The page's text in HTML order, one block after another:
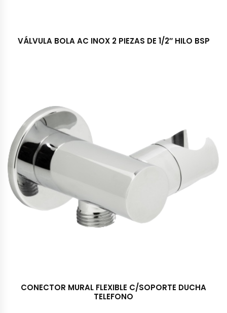
VÁLVULA BOLA AC INOX 2 PIEZAS DE 1/2″ HILO BSP
CONECTOR MURAL FLEXIBLE C/SOPORTE DUCHA
TELEFONO